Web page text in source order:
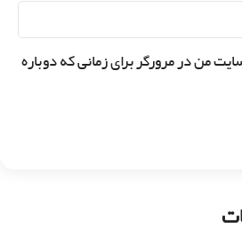
من در مرورگر برای زمانی که دوباره